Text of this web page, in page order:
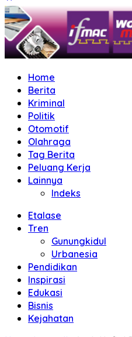
Home
Berita
Kriminal
Politik
Otomotif
Olahraga
Tag Berita
Peluang Kerja
Lainnya
Indeks
Etalase
Tren
Gunungkidul
Urbanesia
Pendidikan
Inspirasi
Edukasi
Bisnis
Kejahatan